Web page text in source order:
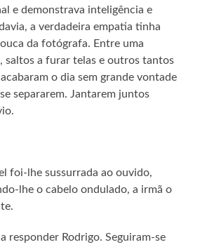
e demonstrava inteligência e
a verdadeira empatia tinha
da fotógrafa. Entre uma
saltos a furar telas e outros tantos
o dia sem grande vontade
separarem. Jantarem juntos
foi-lhe sussurrada ao ouvido,
lhe o cabelo ondulado, a irmã o
responder Rodrigo. Seguiram-se